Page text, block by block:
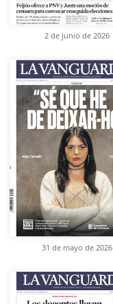
2 de junio de 2026
31 de mayo de 2026